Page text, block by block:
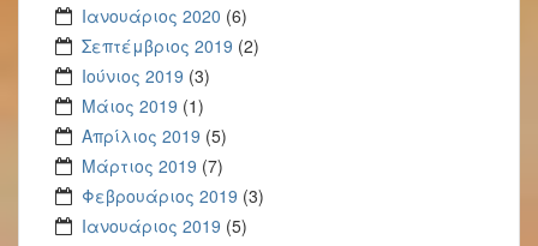
Ιανουάριος 2020 (6)
Σεπτέμβριος 2019 (2)
Ιούνιος 2019 (3)
Μάιος 2019 (1)
Απρίλιος 2019 (5)
Μάρτιος 2019 (7)
Φεβρουάριος 2019 (3)
Ιανουάριος 2019 (5)